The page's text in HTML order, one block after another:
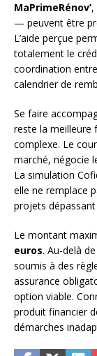
MaPrimeRénov’,
— peuvent être
L’aide perçue
totalement le
coordination
calendrier de
Se faire
reste la meilleure
complexe. Le
marché, négocie
La simulation
elle ne remplace
projets dépassant
Le montant
euros. Au-delà
soumis à des
assurance
option viable.
produit financier
démarches